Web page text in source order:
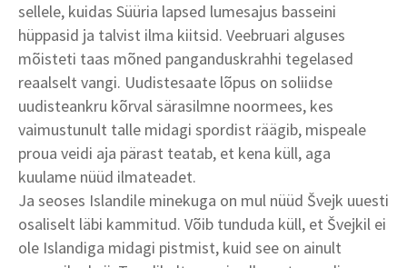
sellele, kuidas Süüria lapsed lumesajus basseini
hüppasid ja talvist ilma kiitsid. Veebruari alguses
mõisteti taas mõned panganduskrahhi tegelased
reaalselt vangi. Uudistesaate lõpus on soliidse
uudisteankru kõrval särasilmne noormees, kes
vaimustunult talle midagi spordist räägib, mispeale
proua veidi aja pärast teatab, et kena küll, aga
kuulame nüüd ilmateadet.
Ja seoses Islandile minekuga on mul nüüd Švejk uuesti
osaliselt läbi kammitud. Võib tunduda küll, et Švejkil ei
ole Islandiga midagi pistmist, kuid see on ainult